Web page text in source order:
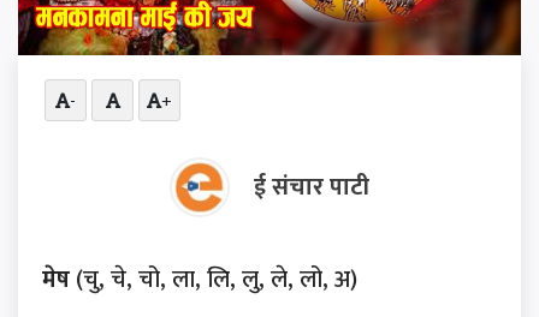
- +
ई संचार पाटी
मेष(चु, चे, चो, ला, लि, लु, ले, लो, अ)